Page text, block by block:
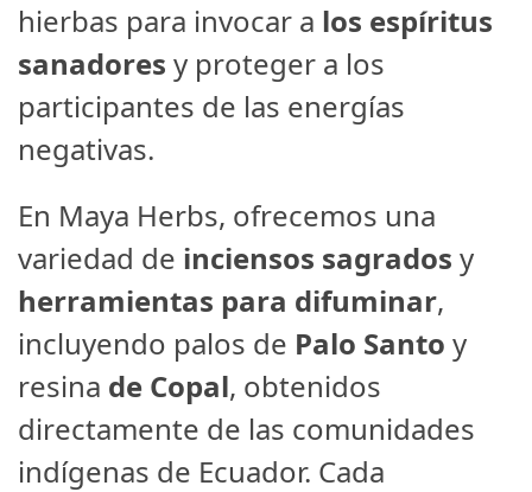
hierbas para invocar a los espíritus
sanadores y proteger a los
participantes de las energías
negativas.
En Maya Herbs, ofrecemos una
variedad de inciensos sagrados y
herramientas para difuminar,
incluyendo palos de Palo Santo y
resina de Copal, obtenidos
directamente de las comunidades
indígenas de Ecuador. Cada